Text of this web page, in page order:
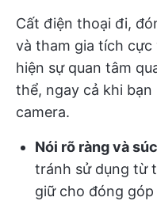
Cất điện thoại đi,
và tham gia tích
hiện sự quan tâm
thể, ngay cả khi
camera.
Nói rõ ràng và
tránh sử dụng từ
giữ cho đóng